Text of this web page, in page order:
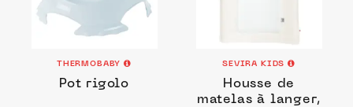
THERMOBABY
Pot rigolo
SEVIRA KIDS
Housse de
matelas à langer,